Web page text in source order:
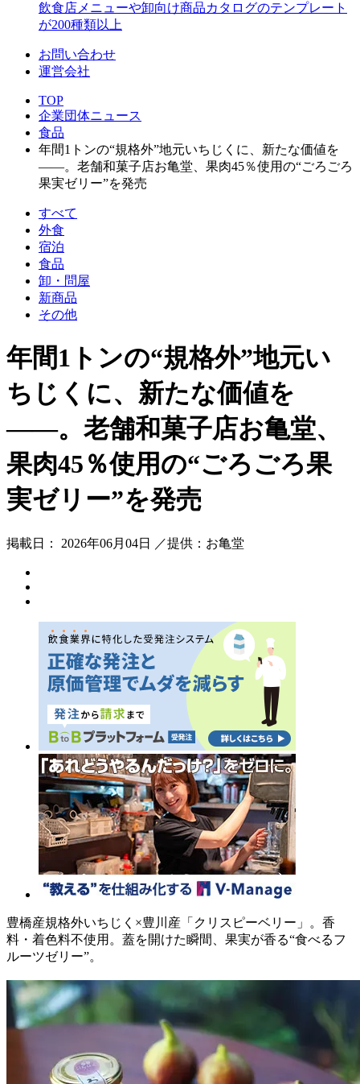
飲食店メニューや卸向け商品カタログのテンプレート
が200種類以上
お問い合わせ
運営会社
TOP
企業団体ニュース
食品
年間1トンの“規格外”地元いちじくに、新たな価値を
――。老舗和菓子店お亀堂、果肉45％使用の“ごろごろ
果実ゼリー”を発売
すべて
外食
宿泊
食品
卸・問屋
新商品
その他
年間1トンの“規格外”地元い
ちじくに、新たな価値を
――。老舗和菓子店お亀堂、
果肉45％使用の“ごろごろ果
実ゼリー”を発売
掲載日： 2026年06月04日 ／提供：お亀堂
豊橋産規格外いちじく×豊川産「クリスピーベリー」。香
料・着色料不使用。蓋を開けた瞬間、果実が香る“食べるフ
ルーツゼリー”。